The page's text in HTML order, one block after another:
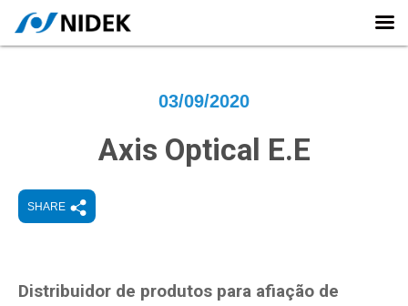
03/09/2020
Axis Optical E.E
SHARE
Distribuidor de produtos para afiação de